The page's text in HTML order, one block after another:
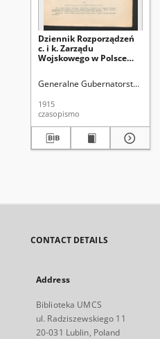
Dziennik Rozporządzeń
c. i k. Zarządu
Wojskowego w Polsce
Generalne Gubernatorstwo
1915
czasopismo
CONTACT DETAILS
Address
Biblioteka UMCS
ul. Radziszewskiego 11
20-031 Lublin, Poland